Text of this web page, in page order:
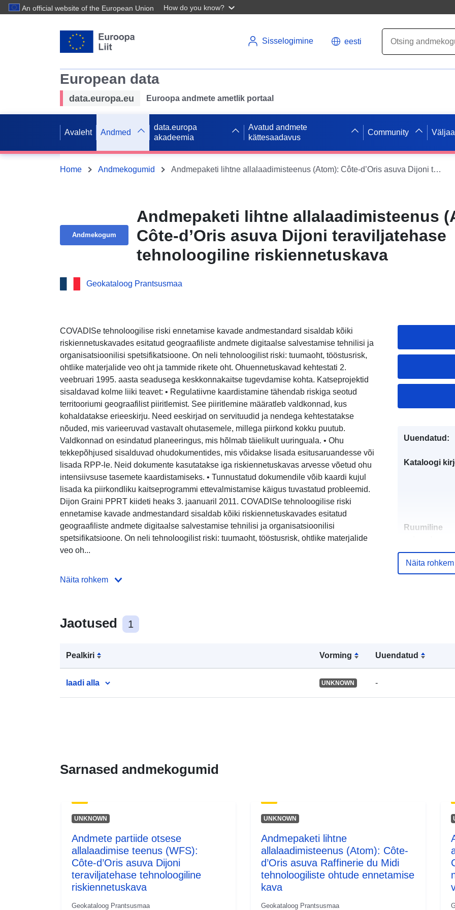
An official website of the European Union How do you know?
Sisselogimine eesti
European data
data.europa.eu Euroopa andmete ametlik portaal
Avaleht Andmed
data.europa
akadeemia
Avatud andmete
kättesaadavus
Community
Home Andmekogumid Andmepaketi lihtne allalaadimisteenus (Atom): Côte-d’Oris asuva Dijoni teraviljatehase tehnoloogiline riskiennetuskava
Andmekogum
Andmepaketi lihtne allalaadimisteenus
Côte-d’Oris asuva Dijoni teraviljatehase
tehnoloogiline riskiennetuskava
Geokataloog Prantsusmaa
COVADISe tehnoloogilise riski ennetamise kavade andmestandard sisaldab kõiki
riskiennetuskavades esitatud geograafiliste andmete digitaalse salvestamise tehnilisi ja
organisatsioonilisi spetsifikatsioone. On neli tehnoloogilist riski: tuumaoht, tööstusrisk,
ohtlike materjalide veo oht ja tammide rikete oht. Ohuennetuskavad kehtestati 2.
veebruari 1995. aasta seadusega keskkonnakaitse tugevdamise kohta. Katseprojektid
sisaldavad kolme liiki teavet: • Regulatiivne kaardistamine tähendab riskiga seotud
territooriumi geograafilist piiritlemist. See piiritlemine määratleb valdkonnad, kus
kohaldatakse erieeskirju. Need eeskirjad on servituudid ja nendega kehtestatakse
nõuded, mis varieeruvad vastavalt ohutasemele, millega piirkond kokku puutub.
Valdkonnad on esindatud planeeringus, mis hõlmab täielikult uuringuala. • Ohu
tekkepõhjused sisalduvad ohudokumentides, mis võidakse lisada esitusaruandesse või
lisada RPP-le. Neid dokumente kasutatakse iga riskiennetuskavas arvesse võetud ohu
intensiivsuse tasemete kaardistamiseks. • Tunnustatud dokumendile võib kaardi kujul
lisada ka piirkondliku kaitseprogrammi ettevalmistamise käigus tuvastatud probleemid.
Dijon Graini PPRT kiideti heaks 3. jaanuaril 2011. COVADISe tehnoloogilise riski
ennetamise kavade andmestandard sisaldab kõiki riskiennetuskavades esitatud
geograafiliste andmete digitaalse salvestamise tehnilisi ja organisatsioonilisi
spetsifikatsioone. On neli tehnoloogilist riski: tuumaoht, tööstusrisk, ohtlike materjalide
veo oh...
Näita rohkem
Jaotused 1
Pealkiri Vorming Uuendatud
laadi alla UNKNOWN -
Uuendatud:
Kataloogi
Ruumiline
Näita rohkem
Sarnased andmekogumid
UNKNOWN
Andmete partiide otsese
allalaadimise teenus (WFS):
Côte-d’Oris asuva Dijoni
teraviljatehase tehnoloogiline
riskiennetuskava
Geokataloog Prantsusmaa
UNKNOWN
Andmepaketi lihtne
allalaadimisteenus (Atom): Côte-
d’Oris asuva Raffinerie du Midi
tehnoloogiliste ohtude ennetamise
kava
Geokataloog Prantsusmaa